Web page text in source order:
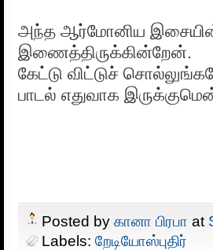
அந்த ஆர்மோனிய
இணைத்திருக்கின்றேன்.
கேட்டு விட்டுச்
பாடல் எதுவாக
Posted by கானா பிரபா at
Labels: றேடியோஸ்புதிர்